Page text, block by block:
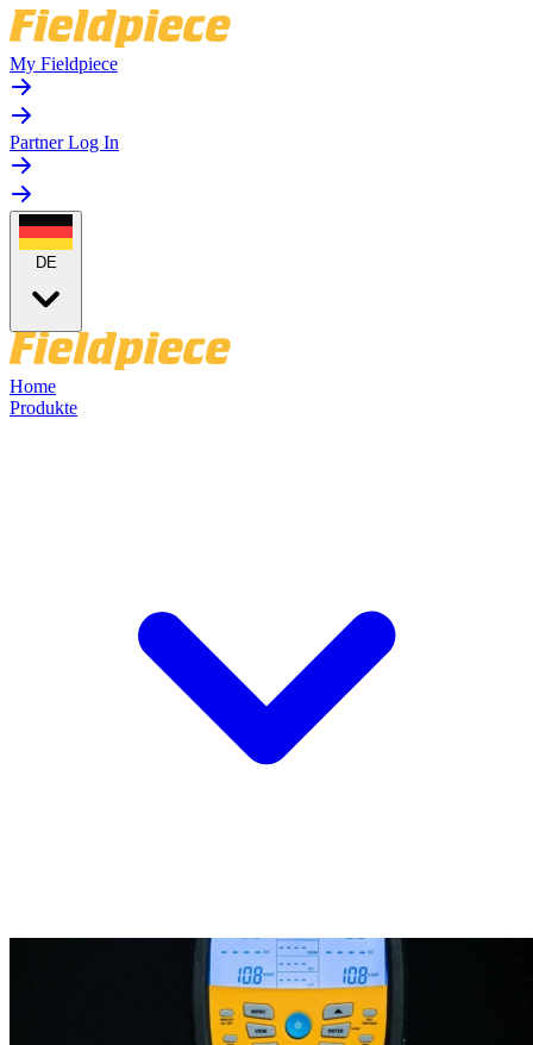
My Fieldpiece
Partner Log In
DE
Home
Produkte